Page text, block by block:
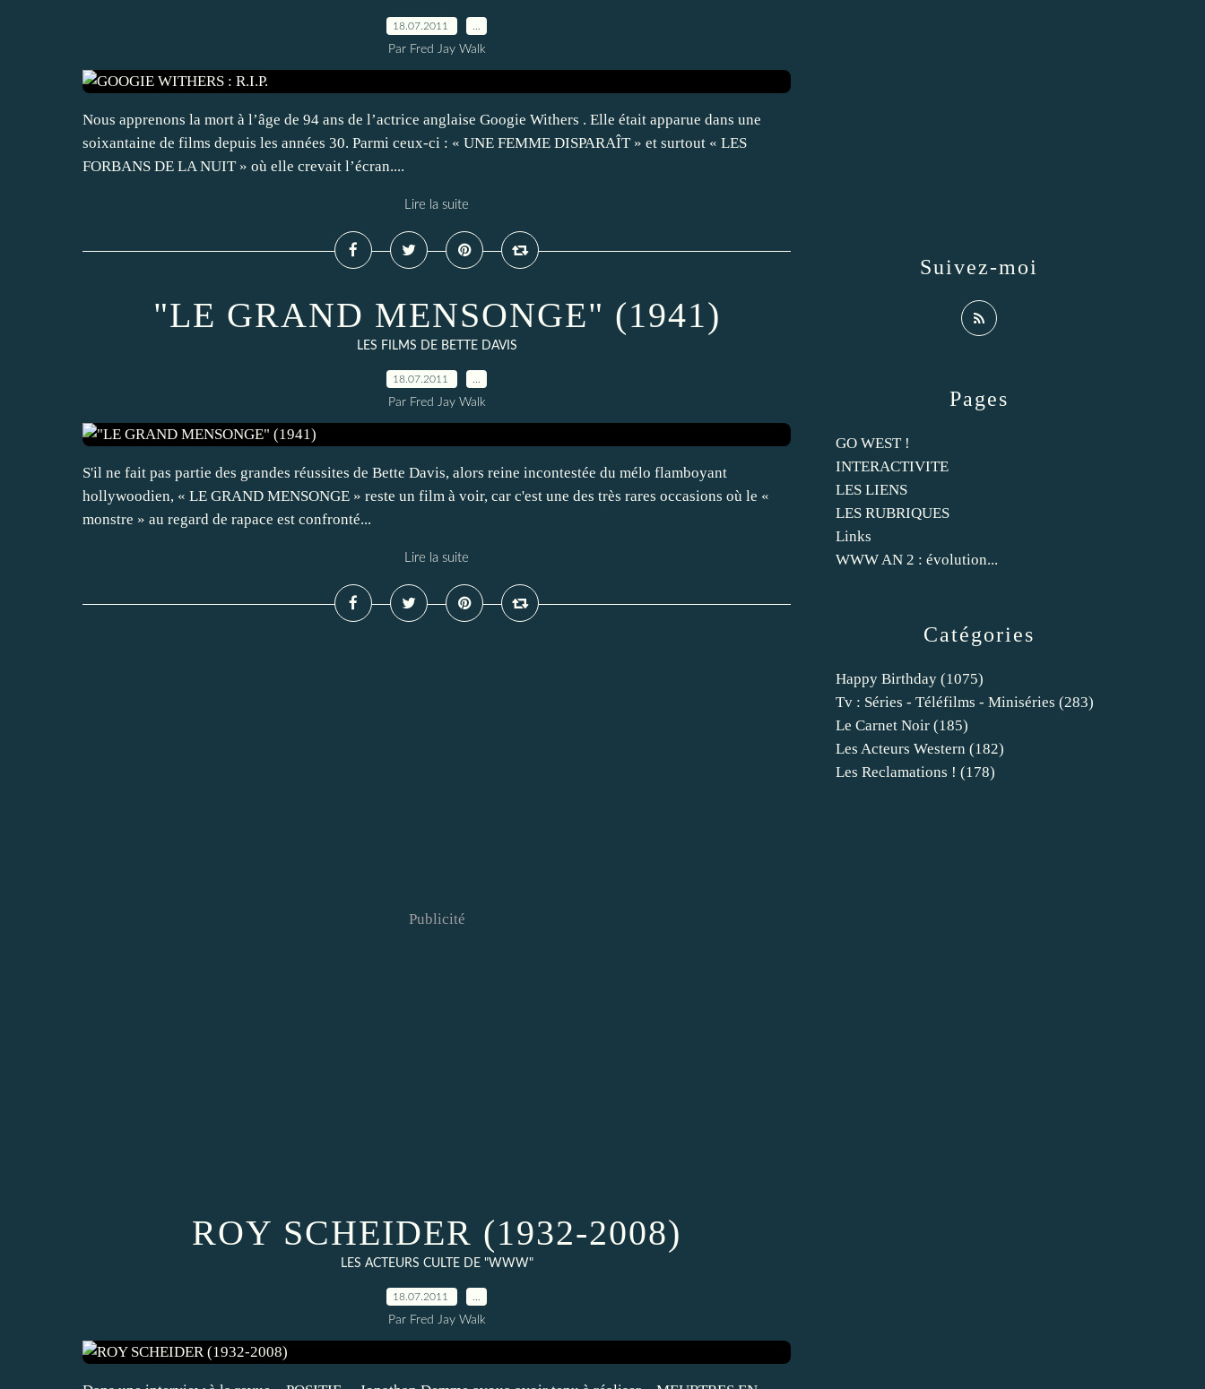
18.07.2011
Par Fred Jay Walk
Nous apprenons la mort à l’âge de 94 ans de l’actrice anglaise Googie Withers . Elle était apparue dans une
soixantaine de films depuis les années 30. Parmi ceux-ci : « UNE FEMME DISPARAÎT » et surtout « LES
FORBANS DE LA NUIT » où elle crevait l’écran....
Lire la suite
"LE GRAND MENSONGE" (1941)
LES FILMS DE BETTE DAVIS
18.07.2011
Par Fred Jay Walk
S'il ne fait pas partie des grandes réussites de Bette Davis, alors reine incontestée du mélo flamboyant
hollywoodien, « LE GRAND MENSONGE » reste un film à voir, car c'est une des très rares occasions où le «
monstre » au regard de rapace est confronté...
Lire la suite
Publicité
ROY SCHEIDER (1932-2008)
LES ACTEURS CULTE DE "WWW"
18.07.2011
Par Fred Jay Walk
Catégories
Happy Birthday (1075)
Tv : Séries - Téléfilms - Miniséries (283)
Le Carnet Noir (185)
Les Acteurs Western (182)
Les Reclamations ! (178)
Pages
GO WEST !
INTERACTIVITE
LES LIENS
LES RUBRIQUES
Links
WWW AN 2 : évolution...
Suivez-moi